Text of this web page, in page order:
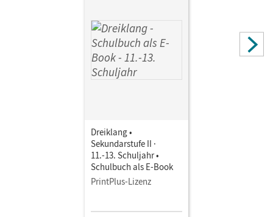
Kaspar D.; Mainz, Ines; Bethin, Margrit; Koch, Jan-Peter;
Liebscher, Frank; Prager, Tina; Brunsmann, Katja; Philipp,
Gernot; Fröde, Bernd
Dreiklang •
Sekundarstufe II ·
11.-13. Schuljahr •
Schulbuch als E-Book
PrintPlus-Lizenz